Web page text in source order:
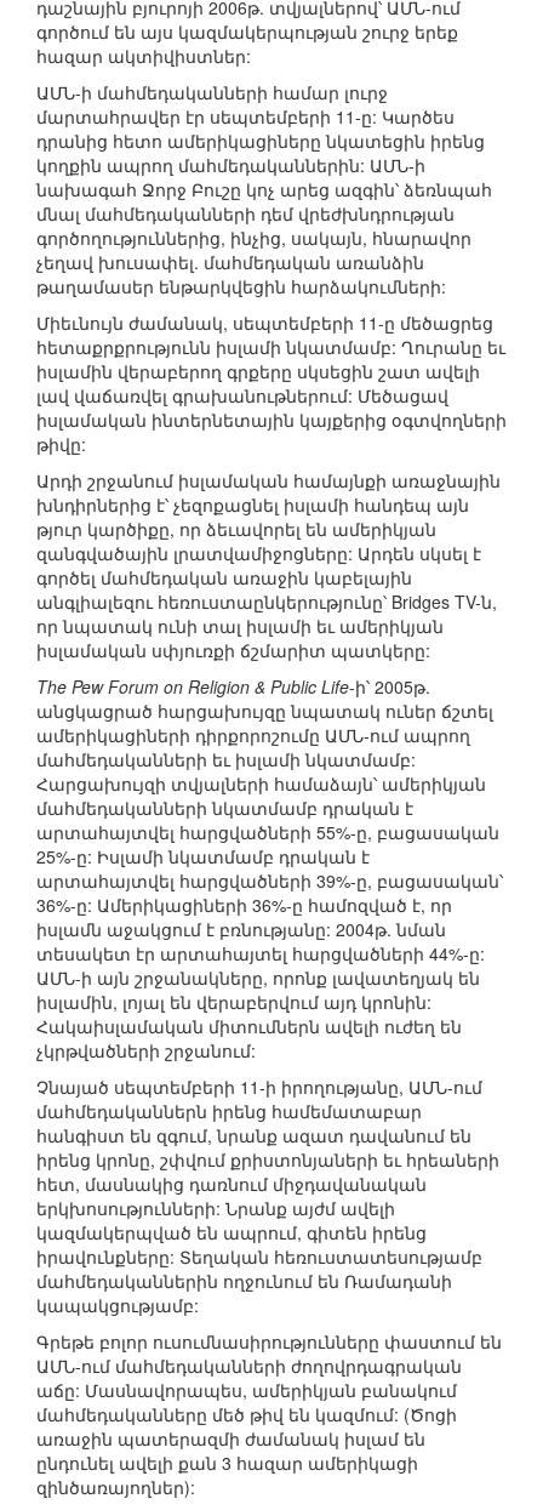
դաշնային բյուրոյի 2006թ. տվյալներով՝ ԱՄՆ-ում
գործում են այս կազմակերպության շուրջ երեք
հազար ակտիվիստներ:
ԱՄՆ-ի մահմեդականների համար լուրջ
մարտահրավեր էր սեպտեմբերի 11-ը: Կարծես
դրանից հետո ամերիկացիները նկատեցին իրենց
կողքին ապրող մահմեդականներին: ԱՄՆ-ի
նախագահ Ջորջ Բուշը կոչ արեց ազգին՝ ձեռնպահ
մնալ մահմեդականների դեմ վրեժխնդրության
գործողություններից, ինչից, սակայն, հնարավոր
չեղավ խուսափել. մահմեդական առանձին
թաղամասեր ենթարկվեցին հարձակումների:
Միեւնույն ժամանակ, սեպտեմբերի 11-ը մեծացրեց
հետաքրքրությունն իսլամի նկատմամբ: Ղուրանը եւ
իսլամին վերաբերող գրքերը սկսեցին շատ ավելի
լավ վաճառվել գրախանութներում: Մեծացավ
իսլամական ինտերնետային կայքերից օգտվողների
թիվը:
Արդի շրջանում իսլամական համայնքի առաջնային
խնդիրներից է՝ չեզոքացնել իսլամի հանդեպ այն
թյուր կարծիքը, որ ձեւավորել են ամերիկյան
զանգվածային լրատվամիջոցները: Արդեն սկսել է
գործել մահմեդական առաջին կաբելային
անգլիալեզու հեռուստաընկերությունը՝ Bridges TV-ն,
որ նպատակ ունի տալ իսլամի եւ ամերիկյան
իսլամական սփյուռքի ճշմարիտ պատկերը:
The Pew Forum on Religion & Public Life-ի՝ 2005թ.
անցկացրած հարցախույզը նպատակ ուներ ճշտել
ամերիկացիների դիրքորոշումը ԱՄՆ-ում ապրող
մահմեդականների եւ իսլամի նկատմամբ:
Հարցախույզի տվյալների համաձայն՝ ամերիկյան
մահմեդականների նկատմամբ դրական է
արտահայտվել հարցվածների 55%-ը, բացասական
25%-ը: Իսլամի նկատմամբ դրական է
արտահայտվել հարցվածների 39%-ը, բացասական՝
36%-ը: Ամերիկացիների 36%-ը համոզված է, որ
իսլամն աջակցում է բռնությանը: 2004թ. նման
տեսակետ էր արտահայտել հարցվածների 44%-ը:
ԱՄՆ-ի այն շրջանակները, որոնք լավատեղյակ են
իսլամին, լոյալ են վերաբերվում այդ կրոնին:
Հակաիսլամական միտումներն ավելի ուժեղ են
չկրթվածների շրջանում:
Չնայած սեպտեմբերի 11-ի իրողությանը, ԱՄՆ-ում
մահմեդականներն իրենց համեմատաբար
հանգիստ են զգում, նրանք ազատ դավանում են
իրենց կրոնը, շփվում քրիստոնյաների եւ հրեաների
հետ, մասնակից դառնում միջդավանական
երկխոսությունների: Նրանք այժմ ավելի
կազմակերպված են ապրում, գիտեն իրենց
իրավունքները: Տեղական հեռուստատեսությամբ
մահմեդականներին ողջունում են Ռամադանի
կապակցությամբ:
Գրեթե բոլոր ուսումնասիրությունները փաստում են
ԱՄՆ-ում մահմեդականների ժողովրդագրական
աճը: Մասնավորապես, ամերիկյան բանակում
մահմեդականները մեծ թիվ են կազմում: (Ծոցի
առաջին պատերազմի ժամանակ իսլամ են
ընդունել ավելի քան 3 հազար ամերիկացի
զինծառայողներ):